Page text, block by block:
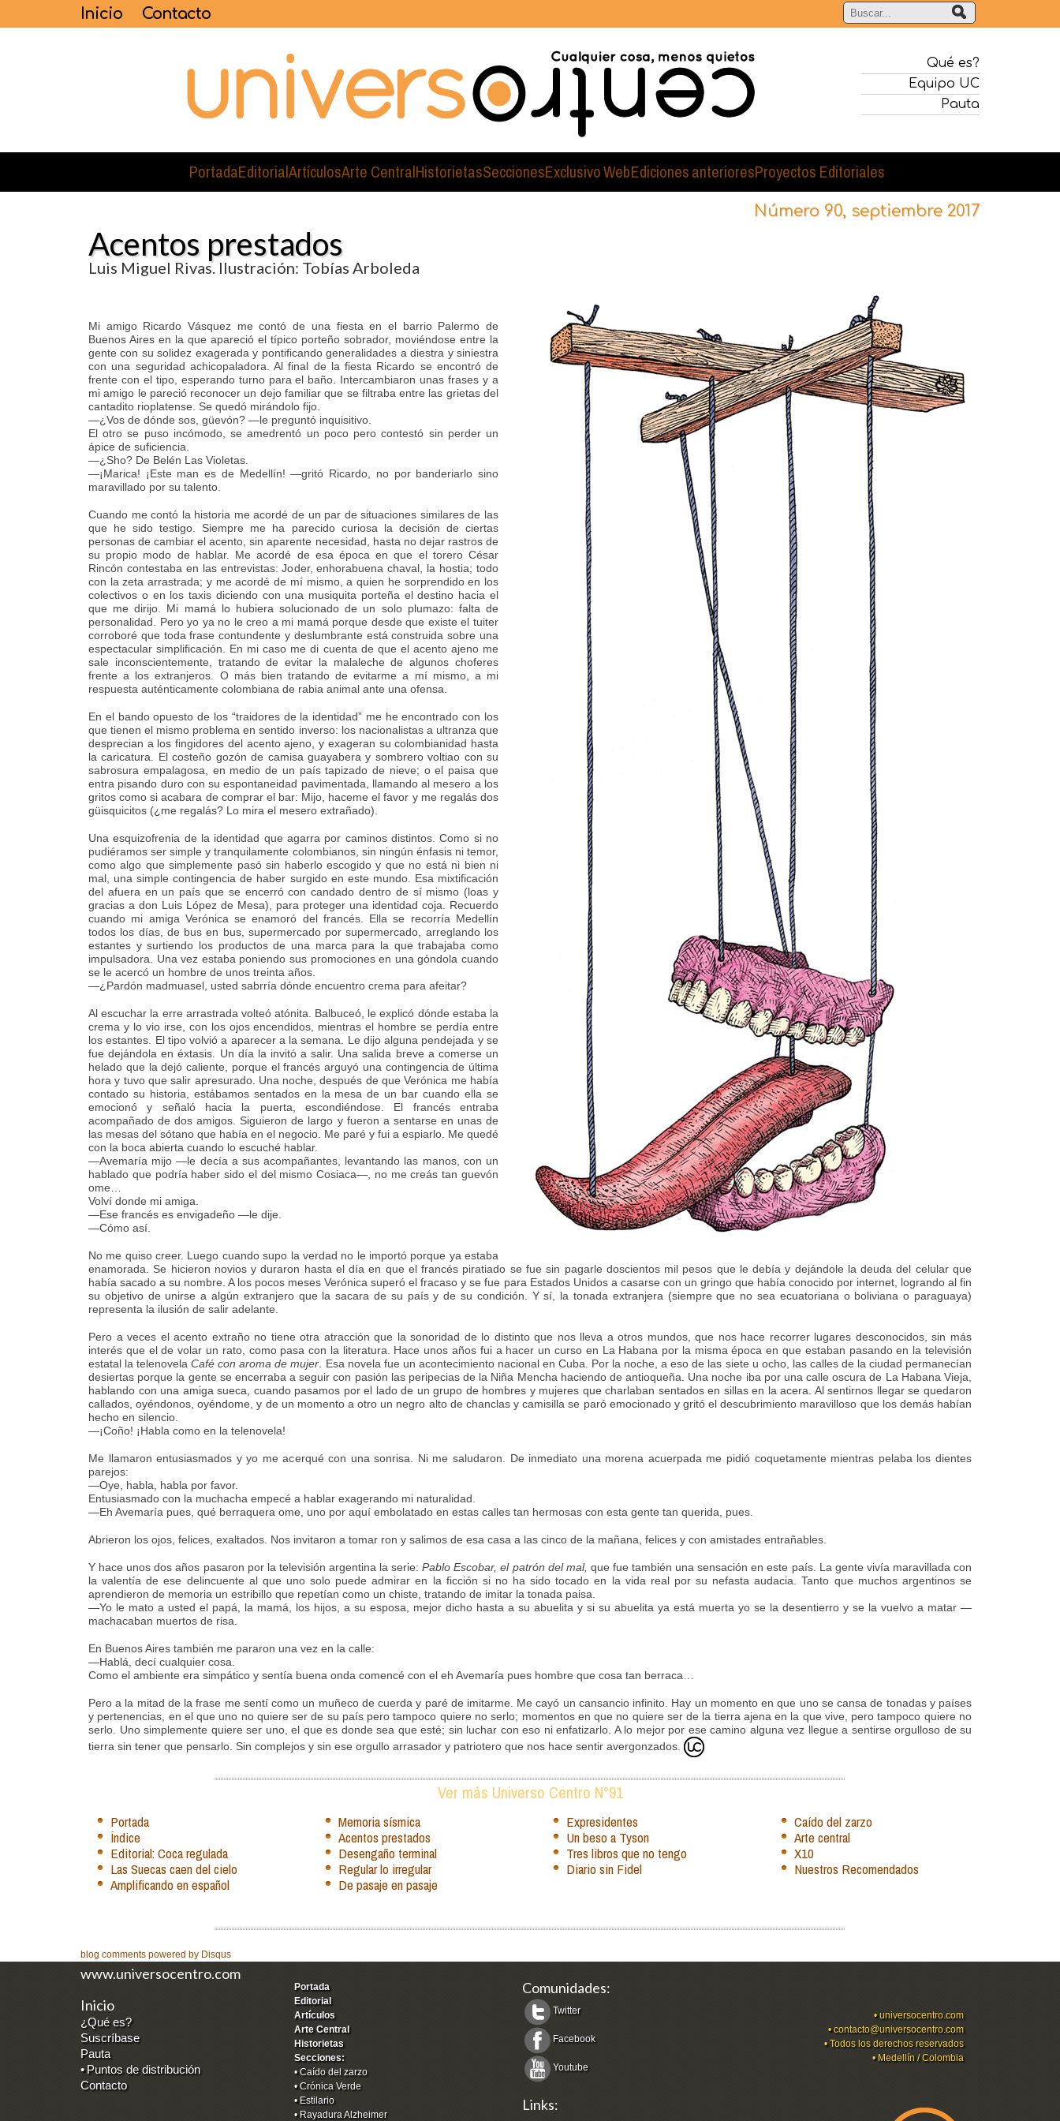
Inicio Contacto
Qué es?
Equipo UC
Pauta
PortadaEditorialArtículosArte CentralHistorietasSeccionesExclusivo WebEdiciones anterioresProyectos Editoriales
Número 90, septiembre 2017
Acentos prestados
Luis Miguel Rivas. Ilustración: Tobías Arboleda
Mi amigo Ricardo Vásquez me contó de una fiesta en el barrio Palermo de
Buenos Aires en la que apareció el típico porteño sobrador, moviéndose entre la
gente con su solidez exagerada y pontificando generalidades a diestra y siniestra
con una seguridad achicopaladora. Al final de la fiesta Ricardo se encontró de
frente con el tipo, esperando turno para el baño. Intercambiaron unas frases y a
mi amigo le pareció reconocer un dejo familiar que se filtraba entre las grietas del
cantadito rioplatense. Se quedó mirándolo fijo.
—¿Vos de dónde sos, güevón? —le preguntó inquisitivo.
El otro se puso incómodo, se amedrentó un poco pero contestó sin perder un
ápice de suficiencia.
—¿Sho? De Belén Las Violetas.
—¡Marica! ¡Este man es de Medellín! —gritó Ricardo, no por banderiarlo sino
maravillado por su talento.
Cuando me contó la historia me acordé de un par de situaciones similares de las
que he sido testigo. Siempre me ha parecido curiosa la decisión de ciertas
personas de cambiar el acento, sin aparente necesidad, hasta no dejar rastros de
su propio modo de hablar. Me acordé de esa época en que el torero César
Rincón contestaba en las entrevistas: Joder, enhorabuena chaval, la hostia; todo
con la zeta arrastrada; y me acordé de mí mismo, a quien he sorprendido en los
colectivos o en los taxis diciendo con una musiquita porteña el destino hacia el
que me dirijo. Mi mamá lo hubiera solucionado de un solo plumazo: falta de
personalidad. Pero yo ya no le creo a mi mamá porque desde que existe el tuiter
corroboré que toda frase contundente y deslumbrante está construida sobre una
espectacular simplificación. En mi caso me di cuenta de que el acento ajeno me
sale inconscientemente, tratando de evitar la malaleche de algunos choferes
frente a los extranjeros. O más bien tratando de evitarme a mí mismo, a mi
respuesta auténticamente colombiana de rabia animal ante una ofensa.
En el bando opuesto de los “traidores de la identidad” me he encontrado con los
que tienen el mismo problema en sentido inverso: los nacionalistas a ultranza que
desprecian a los fingidores del acento ajeno, y exageran su colombianidad hasta
la caricatura. El costeño gozón de camisa guayabera y sombrero voltiao con su
sabrosura empalagosa, en medio de un país tapizado de nieve; o el paisa que
entra pisando duro con su espontaneidad pavimentada, llamando al mesero a los
gritos como si acabara de comprar el bar: Mijo, haceme el favor y me regalás dos
güisquicitos (¿me regalás? Lo mira el mesero extrañado).
Una esquizofrenia de la identidad que agarra por caminos distintos. Como si no
pudiéramos ser simple y tranquilamente colombianos, sin ningún énfasis ni temor,
como algo que simplemente pasó sin haberlo escogido y que no está ni bien ni
mal, una simple contingencia de haber surgido en este mundo. Esa mixtificación
del afuera en un país que se encerró con candado dentro de sí mismo (loas y
gracias a don Luis López de Mesa), para proteger una identidad coja. Recuerdo
cuando mi amiga Verónica se enamoró del francés. Ella se recorría Medellín
todos los días, de bus en bus, supermercado por supermercado, arreglando los
estantes y surtiendo los productos de una marca para la que trabajaba como
impulsadora. Una vez estaba poniendo sus promociones en una góndola cuando
se le acercó un hombre de unos treinta años.
—¿Pardón madmuasel, usted sabrría dónde encuentro crema para afeitar?
Al escuchar la erre arrastrada volteó atónita. Balbuceó, le explicó dónde estaba la
crema y lo vio irse, con los ojos encendidos, mientras el hombre se perdía entre
los estantes. El tipo volvió a aparecer a la semana. Le dijo alguna pendejada y se
fue dejándola en éxtasis. Un día la invitó a salir. Una salida breve a comerse un
helado que la dejó caliente, porque el francés arguyó una contingencia de última
hora y tuvo que salir apresurado. Una noche, después de que Verónica me había
contado su historia, estábamos sentados en la mesa de un bar cuando ella se
emocionó y señaló hacia la puerta, escondiéndose. El francés entraba
acompañado de dos amigos. Siguieron de largo y fueron a sentarse en unas de
las mesas del sótano que había en el negocio. Me paré y fui a espiarlo. Me quedé
con la boca abierta cuando lo escuché hablar.
—Avemaría mijo —le decía a sus acompañantes, levantando las manos, con un
hablado que podría haber sido el del mismo Cosiaca—, no me creás tan guevón
ome…
Volví donde mi amiga.
—Ese francés es envigadeño —le dije.
—Cómo así.
No me quiso creer. Luego cuando supo la verdad no le importó porque ya estaba
enamorada. Se hicieron novios y duraron hasta el día en que el francés piratiado se fue sin pagarle doscientos mil pesos que le debía y dejándole la deuda del celular que
había sacado a su nombre. A los pocos meses Verónica superó el fracaso y se fue para Estados Unidos a casarse con un gringo que había conocido por internet, logrando al fin
su objetivo de unirse a algún extranjero que la sacara de su país y de su condición. Y sí, la tonada extranjera (siempre que no sea ecuatoriana o boliviana o paraguaya)
representa la ilusión de salir adelante.
Pero a veces el acento extraño no tiene otra atracción que la sonoridad de lo distinto que nos lleva a otros mundos, que nos hace recorrer lugares desconocidos, sin más
interés que el de volar un rato, como pasa con la literatura. Hace unos años fui a hacer un curso en La Habana por la misma época en que estaban pasando en la televisión
estatal la telenovelaCafé con aroma de mujer . Esa novela fue un acontecimiento nacional en Cuba. Por la noche, a eso de las siete u ocho, las calles de la ciudad permanecían
desiertas porque la gente se encerraba a seguir con pasión las peripecias de la Niña Mencha haciendo de antioqueña. Una noche iba por una calle oscura de La Habana Vieja,
hablando con una amiga sueca, cuando pasamos por el lado de un grupo de hombres y mujeres que charlaban sentados en sillas en la acera. Al sentirnos llegar se quedaron
callados, oyéndonos, oyéndome, y de un momento a otro un negro alto de chanclas y camisilla se paró emocionado y gritó el descubrimiento maravilloso que los demás habían
hecho en silencio.
—¡Coño! ¡Habla como en la telenovela!
Me llamaron entusiasmados y yo me acerqué con una sonrisa. Ni me saludaron. De inmediato una morena acuerpada me pidió coquetamente mientras pelaba los dientes
parejos:
—Oye, habla, habla por favor.
Entusiasmado con la muchacha empecé a hablar exagerando mi naturalidad.
—Eh Avemaría pues, qué berraquera ome, uno por aquí embolatado en estas calles tan hermosas con esta gente tan querida, pues.
Abrieron los ojos, felices, exaltados. Nos invitaron a tomar ron y salimos de esa casa a las cinco de la mañana, felices y con amistades entrañables.
Y hace unos dos años pasaron por la televisión argentina la serie:Pablo Escobar, el patrón del mal, que fue también una sensación en este país. La gente vivía maravillada con
la valentía de ese delincuente al que uno solo puede admirar en la ficción si no ha sido tocado en la vida real por su nefasta audacia. Tanto que muchos argentinos se
aprendieron de memoria un estribillo que repetían como un chiste, tratando de imitar la tonada paisa.
—Yo le mato a usted el papá, la mamá, los hijos, a su esposa, mejor dicho hasta a su abuelita y si su abuelita ya está muerta yo se la desentierro y se la vuelvo a matar —
machacaban muertos de risa.
En Buenos Aires también me pararon una vez en la calle:
—Hablá, decí cualquier cosa.
Como el ambiente era simpático y sentía buena onda comencé con el eh Avemaría pues hombre que cosa tan berraca…
Pero a la mitad de la frase me sentí como un muñeco de cuerda y paré de imitarme. Me cayó un cansancio infinito. Hay un momento en que uno se cansa de tonadas y países
y pertenencias, en el que uno no quiere ser de su país pero tampoco quiere no serlo; momentos en que no quiere ser de la tierra ajena en la que vive, pero tampoco quiere no
serlo. Uno simplemente quiere ser uno, el que es donde sea que esté; sin luchar con eso ni enfatizarlo. A lo mejor por ese camino alguna vez llegue a sentirse orgulloso de su
tierra sin tener que pensarlo. Sin complejos y sin ese orgullo arrasador y patriotero que nos hace sentir avergonzados.
Ver más Universo Centro N°91
Portada
Índice
Editorial: Coca regulada
Las Suecas caen del cielo
Amplificando en español
Memoria sísmica
Acentos prestados
Desengaño terminal
Regular lo irregular
De pasaje en pasaje
Expresidentes
Un beso a Tyson
Tres libros que no tengo
Diario sin Fidel
Caído del zarzo
Arte central
X10
Nuestros Recomendados
blog comments powered by Disqus
www.universocentro.com
Inicio
¿Qué es?
Suscríbase
Pauta
• Puntos de distribución
Contacto
Portada
Editorial
Artículos
Arte Central
Historietas
Secciones:
•Caído del zarzo
•Crónica Verde
• Estilario
• Rayadura Alzheimer
Comunidades:
Twitter
Facebook
Youtube
Links:
•universocentro.com
•contacto@universocentro.com
• Todos los derechos reservados
• Medellín / Colombia